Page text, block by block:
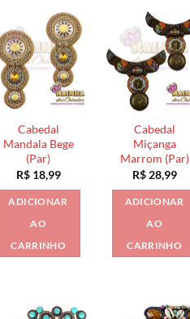
Cabedal
Mandala Bege
(Par)
R$18,99
ADICIONAR
AO
CARRINHO
Cabedal
Miçanga
Marrom (Par)
R$28,99
ADICIONAR
AO
CARRINHO